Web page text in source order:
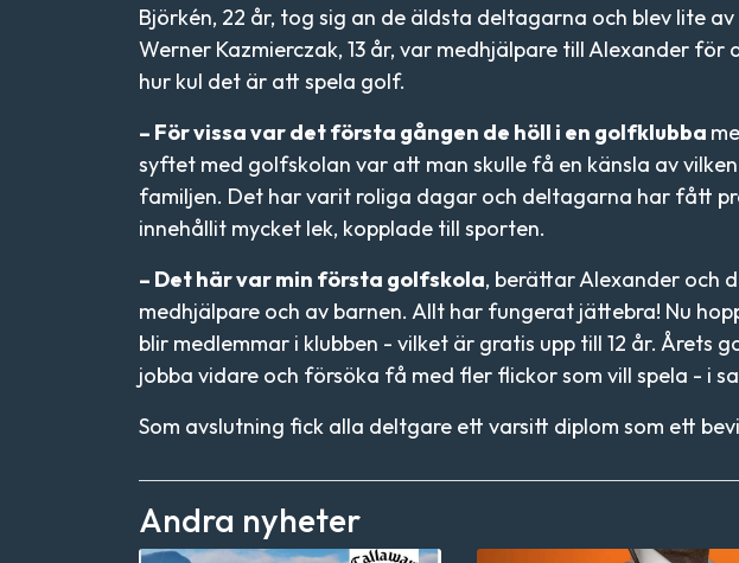
Björkén, 22 år, tog sig an de äldsta deltagarna och blev lite
Werner Kazmierczak, 13 år, var medhjälpare till Alexander
hur kul det är att spela golf.
– För vissa var det första gången de höll i en golfklubba
syftet med golfskolan var att man skulle få en känsla av
familjen. Det har varit roliga dagar och deltagarna har fått
innehållit mycket lek, kopplade till sporten.
– Det här var min första golfskola, berättar Alexander och
medhjälpare och av barnen. Allt har fungerat jättebra! Nu
blir medlemmar i klubben - vilket är gratis upp till 12 år.
jobba vidare och försöka få med fler flickor som vill spela - i
Som avslutning fick alla deltgare ett varsitt diplom som ett
Andra nyheter